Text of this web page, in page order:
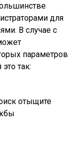
для
В случае с
параметров
так:
отыщите